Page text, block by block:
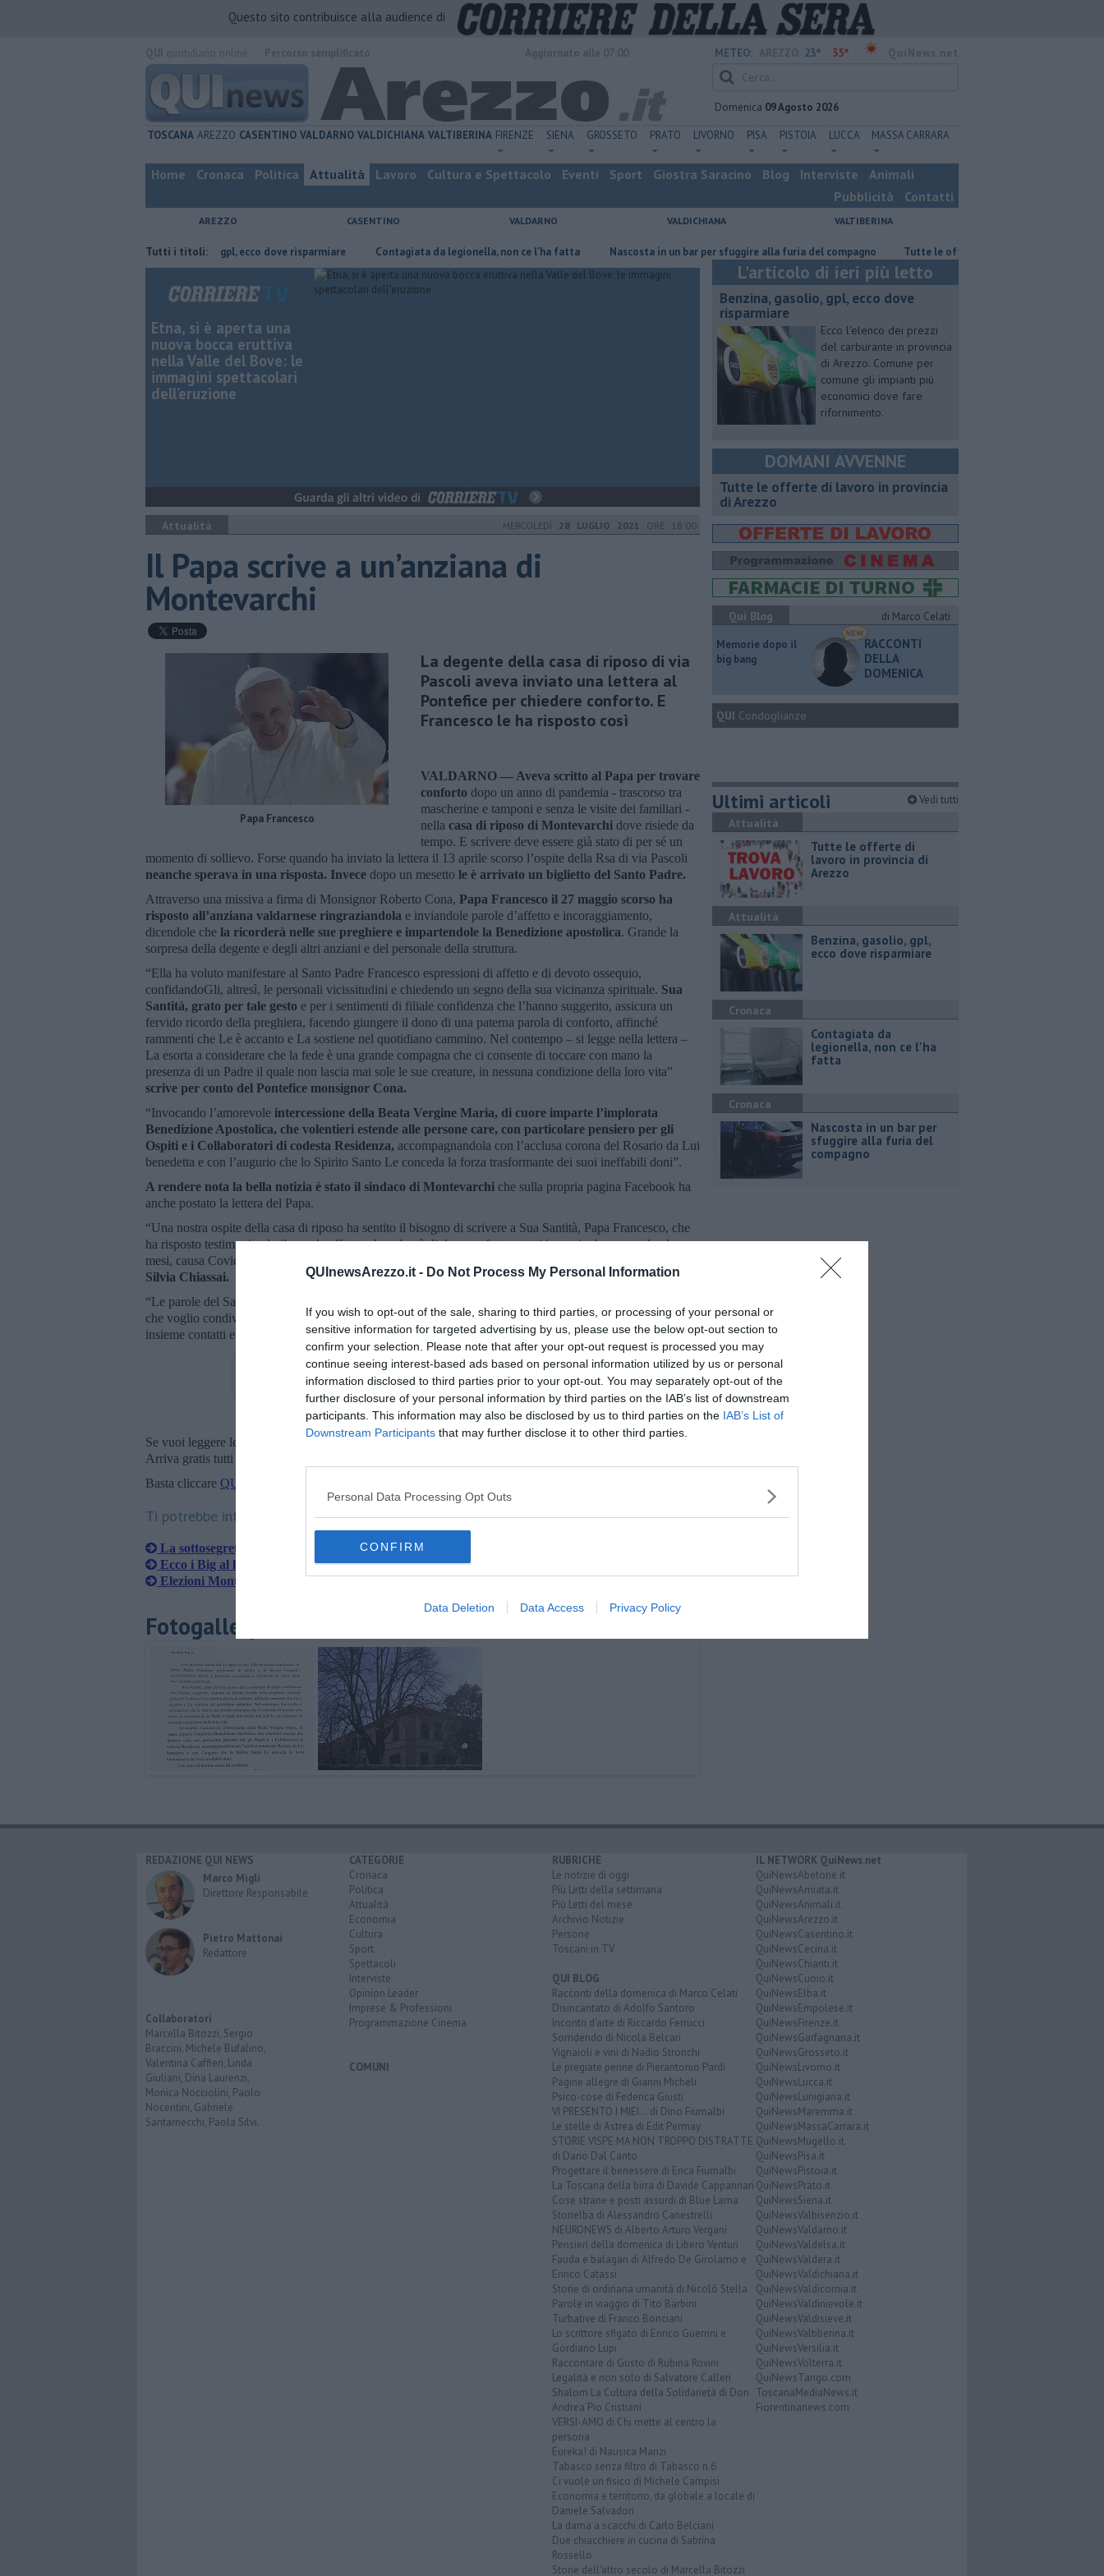
QUInewsArezzo.it - Do Not Process My Personal Information
If you wish to opt-out of the sale, sharing to third parties, or processing of your personal or
sensitive information for targeted advertising by us, please use the below opt-out section to
confirm your selection. Please note that after your opt-out request is processed you may
continue seeing interest-based ads based on personal information utilized by us or personal
information disclosed to third parties prior to your opt-out. You may separately opt-out of the
further disclosure of your personal information by third parties on the IAB’s list of downstream
participants. This information may also be disclosed by us to third parties on the IAB’s List of
Downstream Participants that may further disclose it to other third parties.
Personal Data Processing Opt Outs
CONFIRM
Data Deletion Data Access Privacy Policy
Questo sito contribuisce alla audience di
METEO: 23° 35°
Domenica 09 Agosto 2026
TOSCANA AREZZO CASENTINO VALDARNO VALDICHIANA VALTIBERINA FIRENZE SIENA GROSSETO PRATO LIVORNO PISA PISTOIA LUCCA MASSA CARRARA
Home Cronaca Politica Attualità Lavoro Cultura e Spettacolo Eventi Sport Giostra Saracino Blog Interviste
Animali
Pubblicità
Contatti
AREZZO CASENTINO VALDARNO VALDICHIANA VALTIBERINA
Tutti i titoli:
​Benzina, gasolio, gpl, ecco dove risparmiare Contagiata da legionella, non ce l'ha fatta Nascosta in un bar per sfuggire alla furia del compagno ​Tutte le offerte di lavoro in provincia di Arezzo
Etna, si è aperta una
nuova bocca eruttiva
nella Valle del Bove: le
immagini spettacolari
dell’eruzione
Attualità MERCOLEDÌ 28 LUGLIO 2021 ORE 18:00
Il Papa scrive a un’anziana di
Montevarchi
Papa Francesco
La degente della casa di riposo di via
Pascoli aveva inviato una lettera al
Pontefice per chiedere conforto. E
Francesco le ha risposto così
VALDARNO — Aveva scritto al Papa per trovare
conforto dopo un anno di pandemia - trascorso tra
mascherine e tamponi e senza le visite dei familiari -
nella casa di riposo di Montevarchi dove risiede da
tempo. E scrivere deve essere già stato di per sé un
momento di sollievo. Forse quando ha inviato la lettera il 13 aprile scorso l’ospite della Rsa di via Pascoli
neanche sperava in una risposta. Invece dopo un mesetto le è arrivato un biglietto del Santo Padre.
Attraverso una missiva a firma di Monsignor Roberto Cona, Papa Francesco il 27 maggio scorso ha
risposto all’anziana valdarnese ringraziandola e inviandole parole d’affetto e incoraggiamento,
dicendole che la ricorderà nelle sue preghiere e impartendole la Benedizione apostolica. Grande la
sorpresa della degente e degli altri anziani e del personale della struttura.
“Ella ha voluto manifestare al Santo Padre Francesco espressioni di affetto e di devoto ossequio,
confidandoGli, altresì, le personali vicissitudini e chiedendo un segno della sua vicinanza spirituale. Sua
Santità, grato per tale gesto e per i sentimenti di filiale confidenza che l’hanno suggerito, assicura un
fervido ricordo della preghiera, facendo giungere il dono di una paterna parola di conforto, affinché
rammenti che Le è accanto e La sostiene nel quotidiano cammino. Nel contempo – si legge nella lettera –
La esorta a considerare che la fede è una grande compagna che ci consente di toccare con mano la
presenza di un Padre il quale non lascia mai sole le sue creature, in nessuna condizione della loro vita”
scrive per conto del Pontefice monsignor Cona.
“Invocando l’amorevole intercessione della Beata Vergine Maria, di cuore imparte l’implorata
Benedizione Apostolica, che volentieri estende alle persone care, con particolare pensiero per gli
Ospiti e i Collaboratori di codesta Residenza, accompagnandola con l’acclusa corona del Rosario da Lui
benedetta e con l’augurio che lo Spirito Santo Le conceda la forza trasformante dei suoi ineffabili doni”.
A rendere nota la bella notizia è stato il sindaco di Montevarchi che sulla propria pagina Facebook ha
anche postato la lettera del Papa.
“Una nostra ospite della casa di riposo ha sentito il bisogno di scrivere a Sua Santità, Papa Francesco, che
ha risposto testimoniando il grande affetto e la volontà di dare conforto a tutti i nonni e le nonne che da
mesi, causa Covid, subiscono le restrizioni che rendono difficili i contatti con le persone più care” ha detto
Silvia Chiassai.
“Le parole del Santo Padre e la Sua benedizione sono rivolte a tutti gli ospiti, ai collaboratori, ai familiari
che voglio condividere con la comunità montevarchina nella speranza che presto possiamo tornare a vivere
insieme contatti ed emozioni senza alcun rischio per la salute”.
Se vuoi leggere le notizie principali della Toscana iscriviti alla
Newsletter QUInews - ToscanaMedia.
Arriva gratis tutti i giorni alle 20:00 direttamente nella tua casella di posta.
Basta cliccare QUI
Ti potrebbe interessare anche:
La sottosegretaria Ascani giovedì a Montevarchi
Ecco i Big al lavoro per la Montevarchi del domani
Elezioni Montevarchi, ItaliaViva non si schiera
Fotogallery
L'articolo di ieri più letto
​Benzina, gasolio, gpl, ecco dove
risparmiare
Ecco l'elenco dei prezzi
del carburante in provincia
di Arezzo. Comune per
comune gli impianti più
economici dove fare
rifornimento.
DOMANI AVVENNE
​Tutte le offerte di lavoro in provincia
di Arezzo
Qui Blog
di Marco Celati
Memorie dopo il
big bang
RACCONTI
DELLA
DOMENICA
QUI Condoglianze
Ultimi articoli Vedi tutti
Attualità
​Tutte le offerte di
lavoro in provincia di
Arezzo
Attualità
​Benzina, gasolio, gpl,
ecco dove risparmiare
Cronaca
Contagiata da
legionella, non ce l'ha
fatta
Cronaca
Nascosta in un bar per
sfuggire alla furia del
compagno
REDAZIONE QUI NEWS
Marco Migli
Direttore Responsabile
Pietro Mattonai
Redattore
Collaboratori
Marcella Bitozzi, Sergio
Braccini, Michele Bufalino,
Valentina Caffieri, Linda
Giuliani, Dina Laurenzi,
Monica Nocciolini, Paolo
Nocentini, Gabriele
Santarnecchi, Paola Silvi.
CATEGORIE
Cronaca
Politica
Attualità
Economia
Cultura
Sport
Spettacoli
Interviste
Opinion Leader
Imprese & Professioni
Programmazione Cinema
COMUNI
RUBRICHE
Le notizie di oggi
Più Letti della settimana
Più Letti del mese
Archivio Notizie
Persone
Toscani in TV
QUI BLOG
Racconti della domenica di Marco Celati
Disincantato di Adolfo Santoro
Incontri d'arte di Riccardo Ferrucci
Sorridendo di Nicola Belcari
Vignaioli e vini di Nadio Stronchi
Le pregiate penne di Pierantonio Pardi
Pagine allegre di Gianni Micheli
Psico-cose di Federica Giusti
VI PRESENTO I MIEI... di Dino Fiumalbi
Le stelle di Astrea di Edit Permay
STORIE VISPE MA NON TROPPO DISTRATTE
di Dario Dal Canto
Progettare il benessere di Erica Fiumalbi
La Toscana della birra di Davide Cappannari
Cose strane e posti assurdi di Blue Lama
Storielba di Alessandro Canestrelli
NEURONEWS di Alberto Arturo Vergani
Pensieri della domenica di Libero Venturi
Fauda e balagan di Alfredo De Girolamo e
Enrico Catassi
Storie di ordinaria umanità di Nicolò Stella
Parole in viaggio di Tito Barbini
Turbative di Franco Bonciani
Lo scrittore sfigato di Enrico Guerrini e
Gordiano Lupi
Raccontare di Gusto di Rubina Rovini
Legalità e non solo di Salvatore Calleri
Shalom La Cultura della Solidarietà di Don
Andrea Pio Cristiani
VERSI-AMO di Chi mette al centro la
persona
Eureka! di Nausica Manzi
Tabasco senza filtro di Tabasco n.6
Ci vuole un fisico di Michele Campisi
Economia e territorio, da globale a locale di
Daniele Salvadori
La dama a scacchi di Carlo Belciani
Due chiacchiere in cucina di Sabrina
Rossello
Storie dell'altro secolo di Marcella Bitozzi
IL NETWORK QuiNews.net
QuiNewsAbetone.it
QuiNewsAmiata.it
QuiNewsAnimali.it
QuiNewsArezzo.it
QuiNewsCasentino.it
QuiNewsCecina.it
QuiNewsChianti.it
QuiNewsCuoio.it
QuiNewsElba.it
QuiNewsEmpolese.it
QuiNewsFirenze.it
QuiNewsGarfagnana.it
QuiNewsGrosseto.it
QuiNewsLivorno.it
QuiNewsLucca.it
QuiNewsLunigiana.it
QuiNewsMaremma.it
QuiNewsMassaCarrara.it
QuiNewsMugello.it
QuiNewsPisa.it
QuiNewsPistoia.it
QuiNewsPrato.it
QuiNewsSiena.it
QuiNewsValbisenzio.it
QuiNewsValdarno.it
QuiNewsValdelsa.it
QuiNewsValdera.it
QuiNewsValdichiana.it
QuiNewsValdicornia.it
QuiNewsValdinievole.it
QuiNewsValdisieve.it
QuiNewsValtiberina.it
QuiNewsVersilia.it
QuiNewsVolterra.it
QuiNewsTango.com
ToscanaMediaNews.it
Fiorentinanews.com